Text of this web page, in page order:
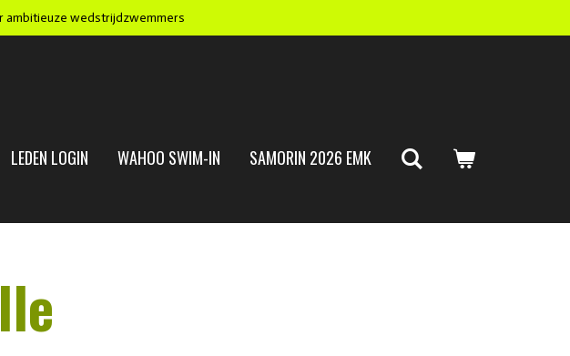
ambitieuze wedstrijdzwemmers
LEDEN LOGIN WAHOO SWIM-IN
SAMORIN 2026 EMK